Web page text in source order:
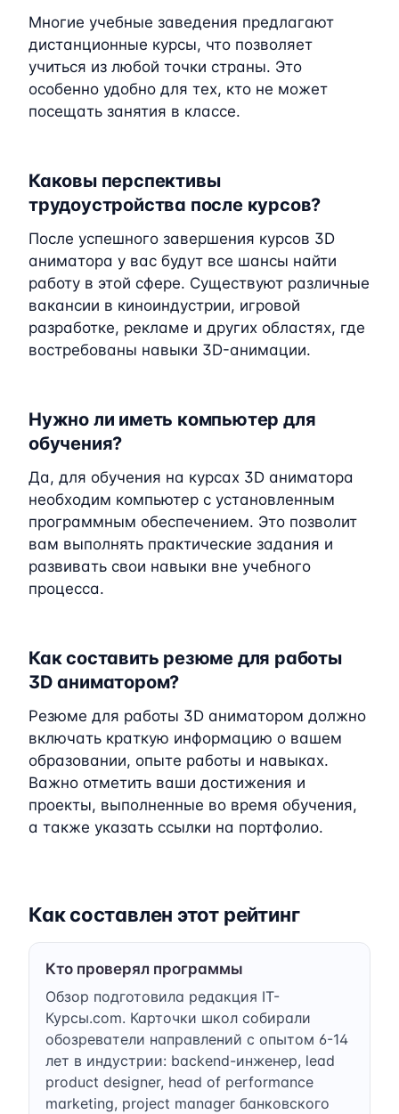
Многие учебные заведения предлагают
дистанционные курсы, что позволяет
учиться из любой точки страны. Это
особенно удобно для тех, кто не может
посещать занятия в классе.
Каковы перспективы
трудоустройства после курсов?
После успешного завершения курсов 3D
аниматора у вас будут все шансы найти
работу в этой сфере. Существуют различные
вакансии в киноиндустрии, игровой
разработке, рекламе и других областях, где
востребованы навыки 3D-анимации.
Нужно ли иметь компьютер для
обучения?
Да, для обучения на курсах 3D аниматора
необходим компьютер с установленным
программным обеспечением. Это позволит
вам выполнять практические задания и
развивать свои навыки вне учебного
процесса.
Как составить резюме для работы
3D аниматором?
Резюме для работы 3D аниматором должно
включать краткую информацию о вашем
образовании, опыте работы и навыках.
Важно отметить ваши достижения и
проекты, выполненные во время обучения,
а также указать ссылки на портфолио.
Как составлен этот рейтинг
Кто проверял программы
Обзор подготовила редакция IT-
Курсы.com. Карточки школ собирали
обозреватели направлений с опытом 6-14
лет в индустрии: backend-инженер, lead
product designer, head of performance
marketing, project manager банковского